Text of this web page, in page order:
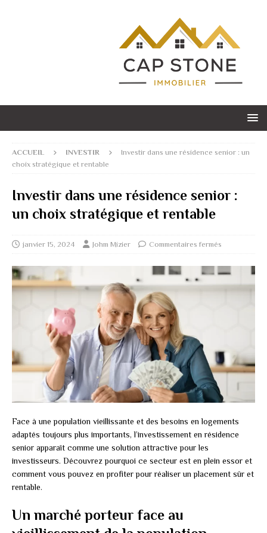
ACCUEIL INVESTIR
Investir dans une résidence senior : un
choix stratégique et rentable
Investir dans une résidence senior :
un choix stratégique et rentable
janvier 15, 2024 Johm Mizier Commentaires fermés
Face à une population vieillissante et des besoins en logements
adaptés toujours plus importants, l’investissement en résidence
senior apparaît comme une solution attractive pour les
investisseurs. Découvrez pourquoi ce secteur est en plein essor et
comment vous pouvez en profiter pour réaliser un placement sûr et
rentable.
Un marché porteur face au